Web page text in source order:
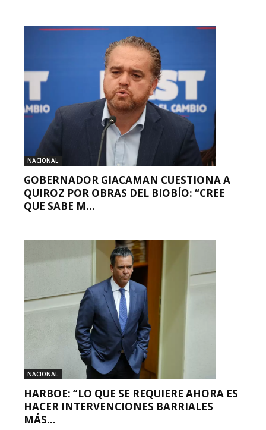
NACIONAL
GOBERNADOR GIACAMAN CUESTIONA A
QUIROZ POR OBRAS DEL BIOBÍO: “CREE
QUE SABE M...
NACIONAL
HARBOE: “LO QUE SE REQUIERE AHORA ES
HACER INTERVENCIONES BARRIALES
MÁS...